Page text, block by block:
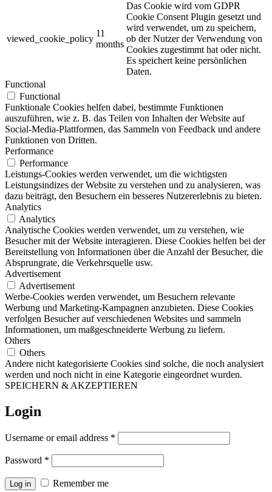
viewed_cookie_policy
11
months
Das Cookie wird vom GDPR
Cookie Consent Plugin gesetzt und
wird verwendet, um zu speichern,
ob der Nutzer der Verwendung von
Cookies zugestimmt hat oder nicht.
Es speichert keine persönlichen
Daten.
Functional
Functional
Funktionale Cookies helfen dabei, bestimmte Funktionen
auszuführen, wie z. B. das Teilen von Inhalten der Website auf
Social-Media-Plattformen, das Sammeln von Feedback und andere
Funktionen von Dritten.
Performance
Performance
Leistungs-Cookies werden verwendet, um die wichtigsten
Leistungsindizes der Website zu verstehen und zu analysieren, was
dazu beiträgt, den Besuchern ein besseres Nutzererlebnis zu bieten.
Analytics
Analytics
Analytische Cookies werden verwendet, um zu verstehen, wie
Besucher mit der Website interagieren. Diese Cookies helfen bei der
Bereitstellung von Informationen über die Anzahl der Besucher, die
Absprungrate, die Verkehrsquelle usw.
Advertisement
Advertisement
Werbe-Cookies werden verwendet, um Besuchern relevante
Werbung und Marketing-Kampagnen anzubieten. Diese Cookies
verfolgen Besucher auf verschiedenen Websites und sammeln
Informationen, um maßgeschneiderte Werbung zu liefern.
Others
Others
Andere nicht kategorisierte Cookies sind solche, die noch analysiert
werden und noch nicht in eine Kategorie eingeordnet wurden.
SPEICHERN & AKZEPTIEREN
Login
Username or email address *
Password *
Log in Remember me